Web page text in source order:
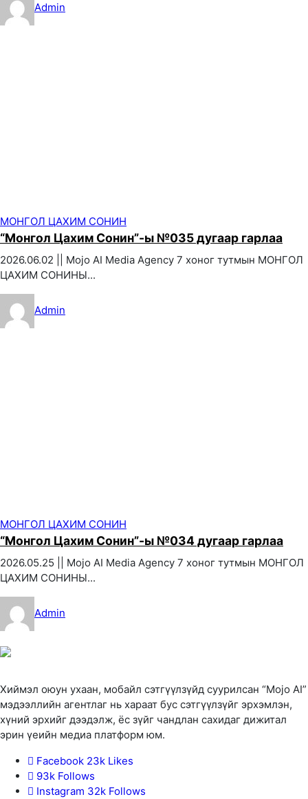
Admin
МОНГОЛ ЦАХИМ СОНИН
“Монгол Цахим Сонин”-ы №035 дугаар гарлаа
2026.06.02 || Mojo AI Media Agency 7 хоног тутмын МОНГОЛ
ЦАХИМ СОНИНЫ...
Admin
МОНГОЛ ЦАХИМ СОНИН
“Монгол Цахим Сонин”-ы №034 дугаар гарлаа
2026.05.25 || Mojo AI Media Agency 7 хоног тутмын МОНГОЛ
ЦАХИМ СОНИНЫ...
Admin
Хиймэл оюун ухаан, мобайл сэтгүүлзүйд суурилсан “Mojo AI”
мэдээллийн агентлаг нь хараат бус сэтгүүлзүйг эрхэмлэн,
хүний эрхийг дээдэлж, ёс зүйг чандлан сахидаг дижитал
эрин үеийн медиа платформ юм.
Facebook 23k Likes
93k Follows
Instagram 32k Follows